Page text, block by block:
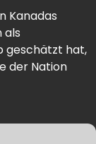
Kanadas
als
geschätzt hat,
der Nation